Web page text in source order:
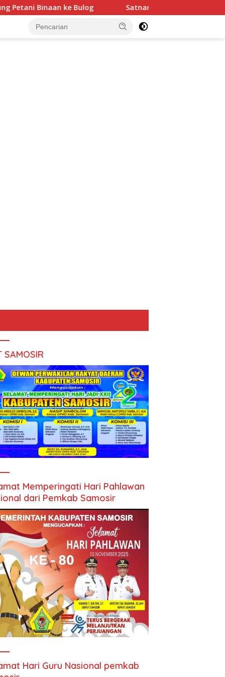
Satnarkoba Polres Pematang siantar Ungkap Kasus
SAMOSIR
Memperingati Hari Pahlawan
dari Pemkab Samosir
Hari Guru Nasional pemkab